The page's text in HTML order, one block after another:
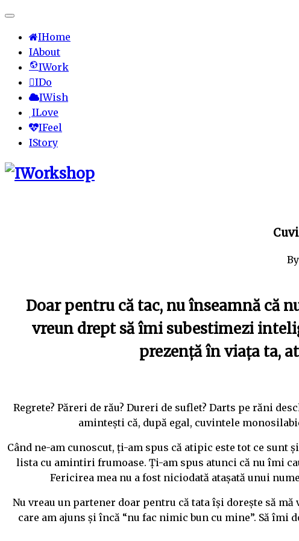
IHome
IAbout
IWork
IDo
IWish
ILove
IFeel
IStory
By
Doar pentru că tac, nu înseamnă că
vreun drept săîmi subestimezi
prezențăîn viața ta,
Regrete? Păreri de rău? Dureri de suflet? Darts pe răni
amintești că, după egal, cuvintele
Când ne-am cunoscut, ți-am spus că atipic este tot ce sunt
lista cu amintiri frumoase. Ți-am spus atunci că nu îmi
Fericirea mea nu a fost niciodată atașată unui
Nu vreau un partener doar pentru că tata își dorește să
care am ajuns și încă “nu fac nimic bun cu mine”. Să